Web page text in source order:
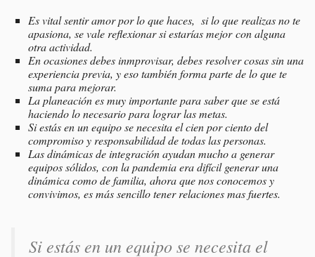
Es vital sentir amor por lo que haces, si lo que realizas no te
apasiona, se vale reflexionar si estarías mejor con alguna
otra actividad.
En ocasiones debes inmprovisar, debes resolver cosas sin una
experiencia previa, y eso también forma parte de lo que te
suma para mejorar.
La planeación es muy importante para saber que se está
haciendo lo necesario para lograr las metas.
Si estás en un equipo se necesita el cien por ciento del
compromiso y responsabilidad de todas las personas.
Las dinámicas de integración ayudan mucho a generar
equipos sólidos, con la pandemia era difícil generar una
dinámica como de familia, ahora que nos conocemos y
convivimos, es más sencillo tener relaciones mas fuertes.
Si estás en un equipo se necesita el